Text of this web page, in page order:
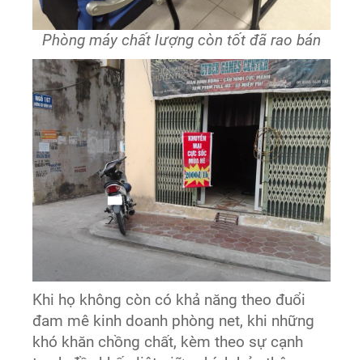
Phòng máy chất lượng còn tốt đã rao bán
Khi họ không còn có khả năng theo đuổi
đam mê kinh doanh phòng net, khi những
khó khăn chồng chất, kèm theo sự cạnh